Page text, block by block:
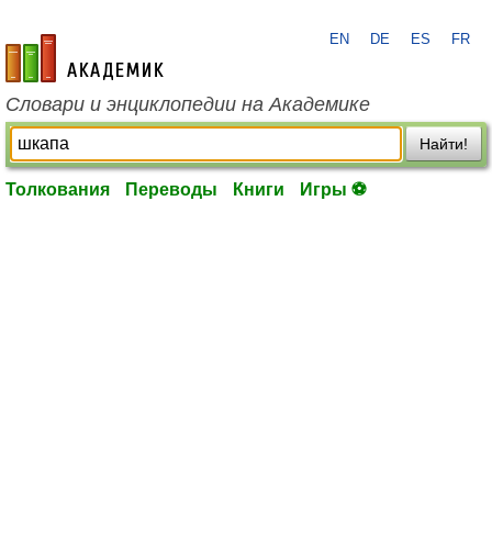
academic.ru
EN DE ES FR
Словари и энциклопедии на Академике
Найти!
Толкования Переводы Книги Игры ⚽